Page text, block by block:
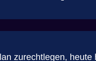
zurechtlegen,